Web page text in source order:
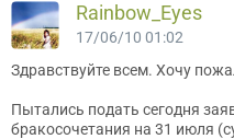
Rainbow_Eyes
17/06/10 01:02
Здравствуйте всем. Хочу
Пытались подать сегодня
бракосочетания на 31 июля